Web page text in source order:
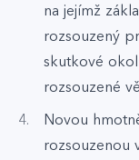
na jejímž
rozsouzený
skutkové
rozsouzené
Novou
rozsouzenou